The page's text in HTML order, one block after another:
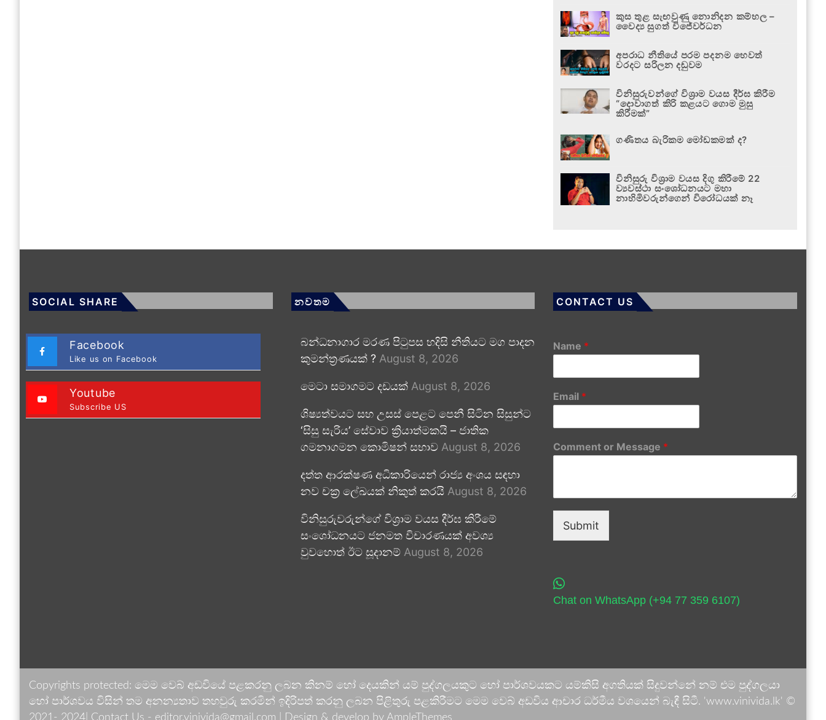
කුස තුළ සැඟවුණු නොනිදන කම්හල –
වෛද්‍ය සුගත් විජේවර්ධන
අපරාධ නීතියේ පරම පදනම හෙවත්
වරදට සරිලන දඬුවම
විනිසුරුවන්ගේ විශ්‍රාම වයස දීර්ඝ කිරීම
“දොවාගත් කිරි කළයට ගොම මුසු
කිරීමක්”
ගණිතය බැරිකම මෝඩකමක් ද?
විනිසුරු විශ්‍රාම වයස දිගු කිරීමේ 22
ව්‍යවස්ථා සංශෝධනයට මහා
නාහිමිවරුන්ගෙන් විරෝධයක් නෑ
SOCIAL SHARE
Facebook
Like us on Facebook
Youtube
Subscribe US
නවතම
බන්ධනාගාර මරණ පිටුපස හදිසි නීතියට මග පාදන
කුමන්ත්‍රණයක් ? August 8, 2026
මෙටා සමාගමට දඩයක් August 8, 2026
ශිෂ්‍යත්වයට සහ උසස් පෙළට පෙනී සිටින සිසුන්ට
‘සිසු සැරිය’ සේවාව ක්‍රියාත්මකයි – ජාතික
ගමනාගමන කොමිෂන් සභාව August 8, 2026
දත්ත ආරක්ෂණ අධිකාරියෙන් රාජ්‍ය අංශය සඳහා
නව චක්‍ර ලේඛයක් නිකුත් කරයි August 8, 2026
විනිසුරුවරුන්ගේ විශ්‍රාම වයස දීර්ඝ කිරීමේ
සංශෝධනයට ජනමත විචාරණයක් අවශ්‍ය
වුවහොත් ඊට සූදානම් August 8, 2026
CONTACT US
Name *
Email *
Comment or Message *
Submit
Chat on WhatsApp (+94 77 359 6107)
Copyrights protected: මෙම වෙබ් අඩවියේ පළකරනු ලබන කිනම් හෝ දෙයකින් යම් පුද්ගලයකුට හෝ පාර්ශවයකට යම්කිසි අගතියක් සිදුවන්නේ නම් එම පුද්ගලයා
හෝ පාර්ශවය විසින් තම අනන්‍යතාව තහවුරු කරමින් ඉදිරිපත් කරනු ලබන පිළිතුරු පළකිරීමට මෙම වෙබ් අඩවිය ආචාර ධර්මීය වශයෙන් බැඳී සිටී. 'www.vinivida.lk' ©
2021- 2024| Contact Us - editor.vinivida@gmail.com |
Design & develop by AmpleThemes